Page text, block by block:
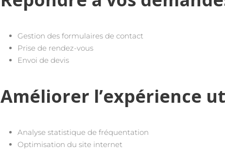
Gestion des formulaires de contact
Prise de rendez-vous
Envoi de devis
Améliorer l’expérience
Analyse statistique de fréquentation
Optimisation du site internet